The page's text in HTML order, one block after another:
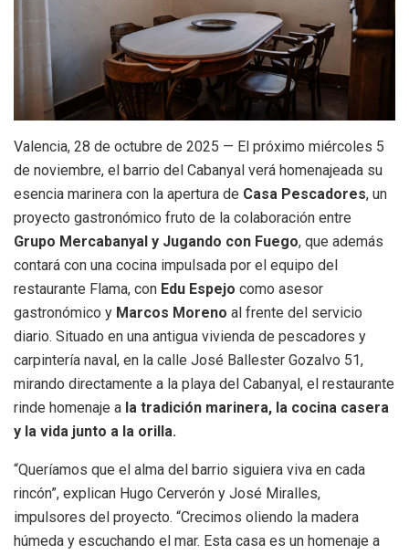
Valencia, 28 de octubre de 2025 — El próximo miércoles 5
de noviembre, el barrio del Cabanyal verá homenajeada su
esencia marinera con la apertura de Casa Pescadores, un
proyecto gastronómico fruto de la colaboración entre
Grupo Mercabanyal y Jugando con Fuego, que además
contará con una cocina impulsada por el equipo del
restaurante Flama, con Edu Espejo como asesor
gastronómico y Marcos Moreno al frente del servicio
diario. Situado en una antigua vivienda de pescadores y
carpintería naval, en la calle José Ballester Gozalvo 51,
mirando directamente a la playa del Cabanyal, el restaurante
rinde homenaje a la tradición marinera, la cocina casera
y la vida junto a la orilla.
“Queríamos que el alma del barrio siguiera viva en cada
rincón”, explican Hugo Cerverón y José Miralles,
impulsores del proyecto. “Crecimos oliendo la madera
húmeda y escuchando el mar. Esta casa es un homenaje a